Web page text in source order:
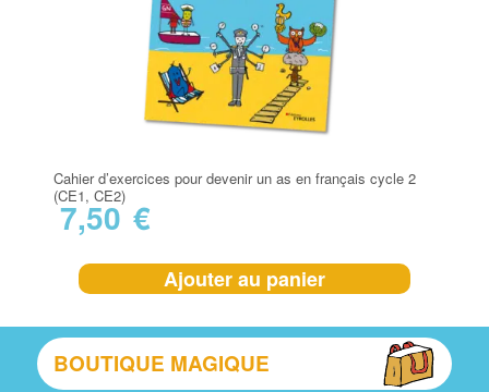
Cahier d’exercices pour devenir un as en français cycle 2
(CE1, CE2)
7,50€
Ajouter au panier
BOUTIQUE MAGIQUE